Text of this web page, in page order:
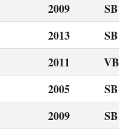
2009 SB
2013 SB
2011 VB
2005 SB
2009 SB